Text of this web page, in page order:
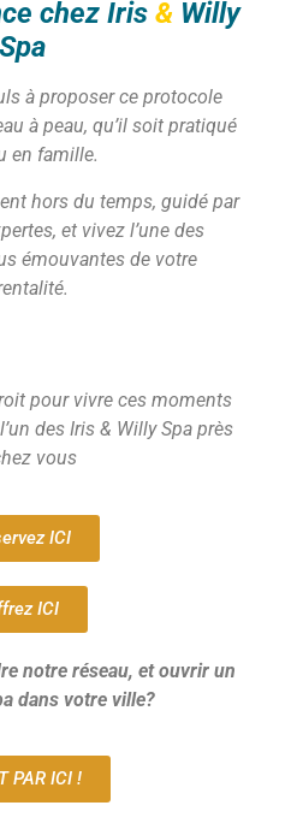
chez Iris & Willy
Spa
à proposer ce protocole
à peau, qu’il soit pratiqué
en famille.
hors du temps, guidé par
et vivez l’une des
émouvantes de votre
pour vivre ces moments
des Iris & Willy Spa près
vous
ICI
ICI
notre réseau, et ouvrir un
dans votre ville?
PAR ICI !